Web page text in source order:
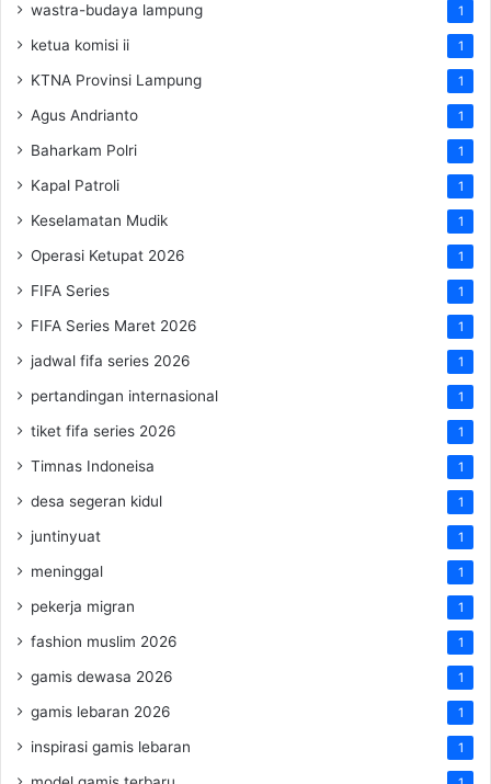
wastra-budaya lampung 1
ketua komisi ii 1
KTNA Provinsi Lampung 1
Agus Andrianto 1
Baharkam Polri 1
Kapal Patroli 1
Keselamatan Mudik 1
Operasi Ketupat 2026 1
FIFA Series 1
FIFA Series Maret 2026 1
jadwal fifa series 2026 1
pertandingan internasional 1
tiket fifa series 2026 1
Timnas Indoneisa 1
desa segeran kidul 1
juntinyuat 1
meninggal 1
pekerja migran 1
fashion muslim 2026 1
gamis dewasa 2026 1
gamis lebaran 2026 1
inspirasi gamis lebaran 1